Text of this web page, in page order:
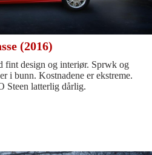
(2016)
fint design og interiør. Sprwk og
i bunn. Kostnadene er ekstreme.
Steen latterlig dårlig.